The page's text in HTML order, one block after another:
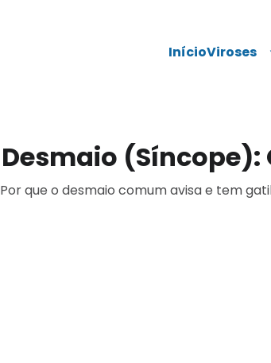
InícioViroses
Desmaio (Síncope):
Por que o desmaio comum avisa e tem